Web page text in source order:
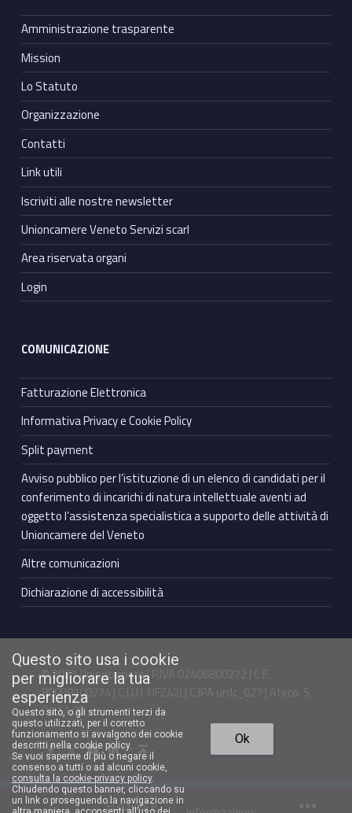
Funzioni e
Amministrazione trasparente
Mission
Lo Statuto
Organizzazione
Contatti
Link utili
Iscriviti alle nostre newsletter
Unioncamere Veneto Servizi scarl
Area riservata organi
Login
COMUNICAZIONE
Fatturazione Elettronica
Informativa Privacy e Cookie Policy
Split payment
Avviso pubblico per l’istituzione di un elenco di candidati per il
conferimento di incarichi di natura intellettuale aventi ad
oggetto l’assistenza specialistica a supporto delle attività di
Unioncamere del Veneto
Altre comunicazioni
Dichiarazione di accessibilità
© 2021 Unioncamere | P.IVA 02406800272 | C.F.
80009100274 | C.U.U. UFZ42J | C.IPA urdc_027 | Ateco: S
94.11.00
Facebook Unioncamere VenetoTwitter Unioncamere VenetoYoutube Unioncamere VenetoLinkedin Unioncamere Veneto Torna in cima ↑
Questo sito usa i cookie
per migliorare la tua
esperienza
Questo sito, o gli strumenti terzi da
questo utilizzati, per il corretto
funzionamento si avvalgono dei cookie
descritti nella cookie policy.
Se vuoi saperne di più o negare il
consenso a tutti o ad alcuni cookie,
consulta la cookie-privacy policy.
Chiudendo questo banner, cliccando su
un link o proseguendo la navigazione in
Ok